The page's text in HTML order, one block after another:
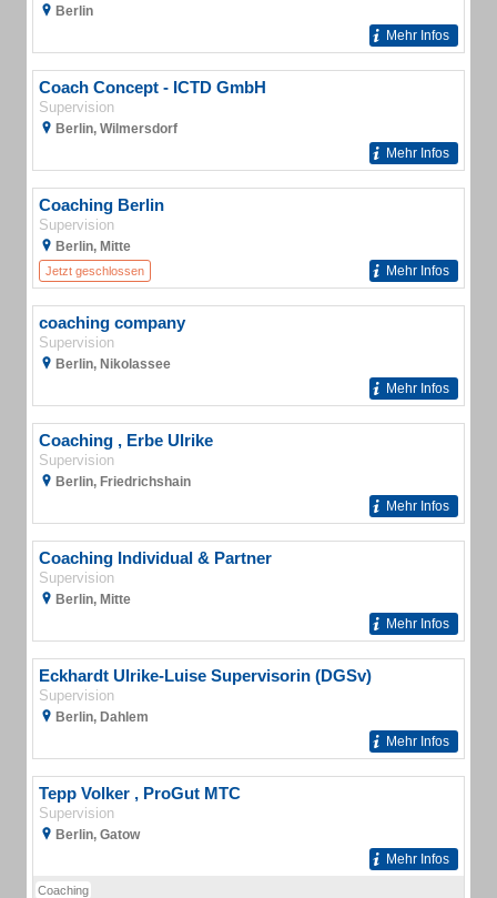
Berlin
Mehr Infos
Coach Concept - ICTD GmbH
Supervision
Berlin, Wilmersdorf
Mehr Infos
Coaching Berlin
Supervision
Berlin, Mitte
Jetzt geschlossen Mehr Infos
coaching company
Supervision
Berlin, Nikolassee
Mehr Infos
Coaching , Erbe Ulrike
Supervision
Berlin, Friedrichshain
Mehr Infos
Coaching Individual & Partner
Supervision
Berlin, Mitte
Mehr Infos
Eckhardt Ulrike-Luise Supervisorin (DGSv)
Supervision
Berlin, Dahlem
Mehr Infos
Tepp Volker , ProGut MTC
Supervision
Berlin, Gatow
Mehr Infos
Coaching